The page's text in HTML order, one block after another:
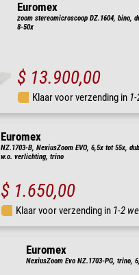
Euromex
zoom stereomicroscoop DZ.1604, bino,
8-50x
$ 13.900,00
Klaar voor verzending in
Euromex
NZ.1703-B, NexiusZoom EVO, 6,5x tot 55x,
w.o. verlichting, trino
$ 1.650,00
Klaar voor verzending in 1-2
Euromex
NexiusZoom Evo NZ.1703-PG, trino,